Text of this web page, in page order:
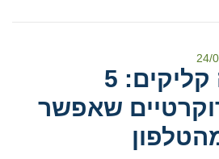
24/
במרחק כמה קליקים: 5
שאפשר